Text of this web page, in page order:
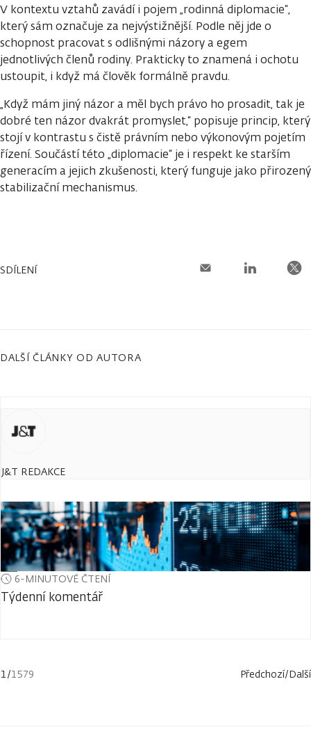
V kontextu vztahů zavádí i pojem „rodinná diplomacie“,
který sám označuje za nejvýstižnější. Podle něj jde o
schopnost pracovat s odlišnými názory a egem
jednotlivých členů rodiny. Prakticky to znamená i ochotu
ustoupit, i když má člověk formálně pravdu.
„Když mám jiný názor a měl bych právo ho prosadit, tak je
dobré ten názor dvakrát promyslet,“ popisuje princip, který
stojí v kontrastu s čistě právním nebo výkonovým pojetím
řízení. Součástí této „diplomacie“ je i respekt ke starším
generacím a jejich zkušenosti, který funguje jako přirozený
stabilizační mechanismus.
SDÍLENÍ
DALŠÍ ČLÁNKY OD AUTORA
J&T REDAKCE
6-MINUTOVÉ ČTENÍ
Týdenní komentář
1 /1579 Předchozí/Další